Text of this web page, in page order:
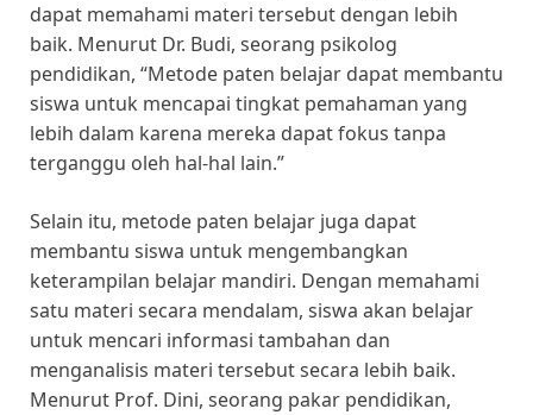
dapat memahami materi tersebut dengan lebih
baik. Menurut Dr. Budi, seorang psikolog
pendidikan, “Metode paten belajar dapat membantu
siswa untuk mencapai tingkat pemahaman yang
lebih dalam karena mereka dapat fokus tanpa
terganggu oleh hal-hal lain.”
Selain itu, metode paten belajar juga dapat
membantu siswa untuk mengembangkan
keterampilan belajar mandiri. Dengan memahami
satu materi secara mendalam, siswa akan belajar
untuk mencari informasi tambahan dan
menganalisis materi tersebut secara lebih baik.
Menurut Prof. Dini, seorang pakar pendidikan,